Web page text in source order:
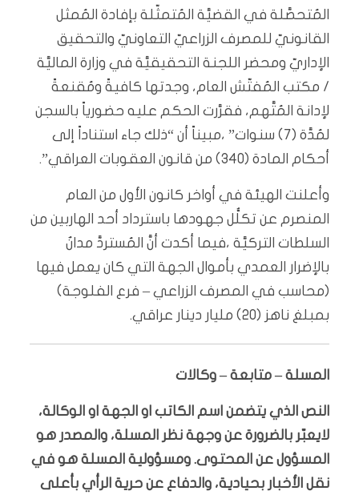
المُتحصَّلة في القضيَّة المُتمثّلة بإفادة المُمثل
القانونيّ للمصرف الزراعيّ التعاونيّ والتحقيق
الإداريّ ومحضر اللجنة التحقيقيَّة في وزارة الماليَّة
/ مكتب المُفتّش العام، وجدتها كافيةً ومُقنعةً
لإدانة المُتَّهم، فقرَّرت الحكم عليه حضورياً بالسجن
لمُدَّة (7) سنوات” ،مبيناً أن “ذلك جاء استناداً إلى
أحكام المادة (340) من قانون العقوبات العراقي”.
وأعلنت الهيئة في أواخر كانون الأول من العام
المنصرم عن تكلُّل جهودها باسترداد أحد الهاربين من
السلطات التركيَّة ،فيما أكدت أنَّ المُستردَّ مدانٌ
بالإضرار العمدي بأموال الجهة التي كان يعمل فيها
(محاسب في المصرف الزراعي – فرع الفلوجة)
بمبلغ ناهز (20) مليار دينار عراقي.
المسلة – متابعة – وكالات
النص الذي يتضمن اسم الكاتب او الجهة او الوكالة،
لايعبّر بالضرورة عن وجهة نظر المسلة، والمصدر هو
المسؤول عن المحتوى. ومسؤولية المسلة هو في
نقل الأخبار بحيادية، والدفاع عن حرية الرأي بأعلى